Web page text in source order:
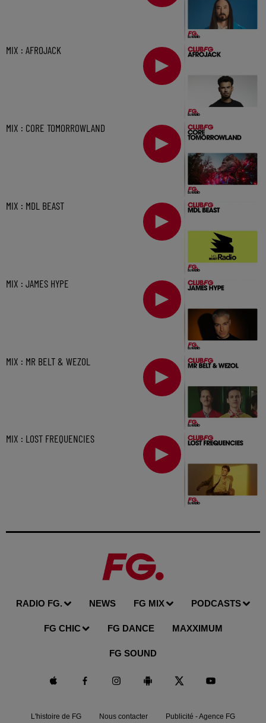
MIX : AFROJACK
MIX : CORE TOMORROWLAND
MIX : MDL BEAST
MIX : JAMES HYPE
MIX : MR BELT & WEZOL
MIX : LOST FREQUENCIES
RADIO FG. NEWS FG MIX PODCASTS
FG CHIC FG DANCE MAXXIMUM
FG SOUND
L'histoire de FG Nous contacter Publicité - Agence FG